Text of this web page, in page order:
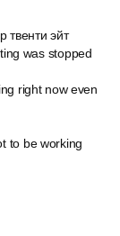
твенти эйт
was stopped
right now even
to be working